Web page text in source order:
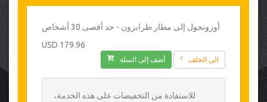
أوزونجول إلى مطار طرابزون - حد أقصى 30 أشخاص
179.96 USD
الى الخلف أضف إلى السلة
للاستفادة من التخفيضات على هذه الخدمة،